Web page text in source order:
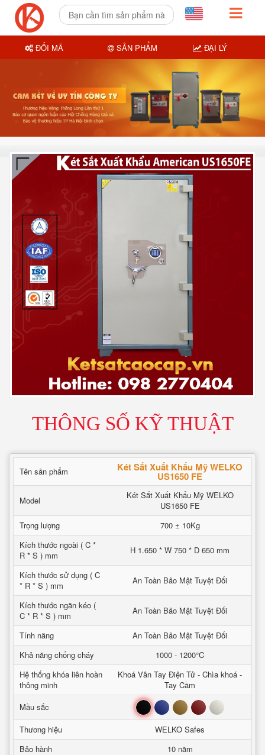
THÔNG SỐ KỸ THUẬT
Tên sản phẩm Két Sắt Xuất Khẩu Mỹ WELKO
US1650 FE
Model
Két Sắt Xuất Khẩu Mỹ WELKO
US1650 FE
Trọng lượng
700 ± 10Kg
Kích thước ngoài ( C *
R * S ) mm
H 1.650 * W 750 * D 650 mm
Kích thước sử dụng ( C
* R * S ) mm
An Toàn Bảo Mật Tuyệt Đối
Kích thước ngăn kéo (
C * R * S ) mm
An Toàn Bảo Mật Tuyệt Đối
Tính năng
An Toàn Bảo Mật Tuyệt Đối
Khả năng chống cháy
1000 - 1200°C
Hệ thống khóa liên hoàn
thông minh
Khoá Vân Tay Điện Tử - Chìa khoá -
Tay Cầm
Mầu sắc
Đen Xanh Nâu Đỏ Trắng
Thương hiệu
WELKO Safes
Bảo hành
10 năm
ĐỔI MÃ SẢN PHẨM ĐẠI LÝ